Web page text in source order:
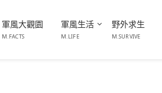
軍風大觀園
M.FACTS
軍風生活
M.LIFE
野外求生
M.SURVIVE